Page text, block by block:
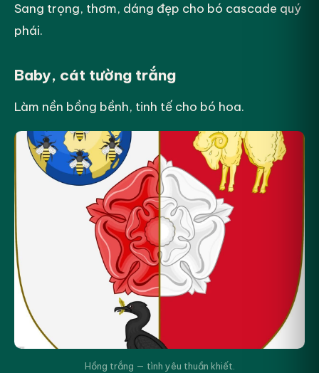
Sang trọng, thơm, dáng đẹp cho bó cascade quý
phái.
Baby, cát tường trắng
Làm nền bồng bềnh, tinh tế cho bó hoa.
Hồng trắng — tình yêu thuần khiết.